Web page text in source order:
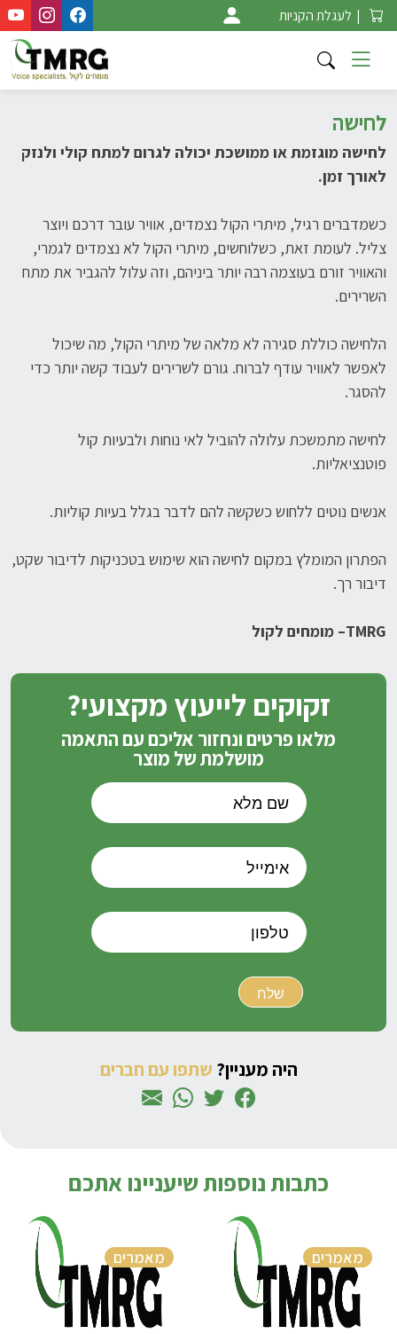
Skip
to
content
| לעגלת הקניות
לחישה
לחישה מוגזמת או ממושכת יכולה לגרום למתח קולי ולנזק
לאורך זמן.
כשמדברים רגיל, מיתרי הקול נצמדים, אוויר עובר דרכם ויוצר
צליל. לעומת זאת, כשלוחשים, מיתרי הקול לא נצמדים לגמרי,
והאוויר זורם בעוצמה רבה יותר ביניהם, וזה עלול להגביר את מתח
השרירים.
הלחישה כוללת סגירה לא מלאה של מיתרי הקול, מה שיכול
לאפשר לאוויר עודף לברוח. גורם לשרירים לעבוד קשה יותר כדי
להסגר.
לחישה מתמשכת עלולה להוביל לאי נוחות ולבעיות קול
פוטנציאליות.
אנשים נוטים ללחוש כשקשה להם לדבר בגלל בעיות קוליות.
הפתרון המומלץ במקום לחישה הוא שימוש בטכניקות לדיבור שקט,
דיבור רך.
TMRG– מומחים לקול
זקוקים לייעוץ מקצועי?
מלאו פרטים ונחזור אליכם עם התאמה
מושלמת של מוצר
היה מעניין? שתפו עם חברים
כתבות נוספות שיעניינו אתכם
מאמרים מאמרים